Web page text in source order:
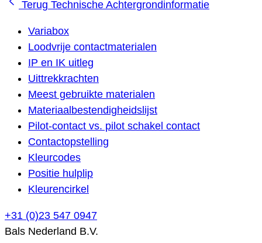
Terug Technische Achtergrondinformatie
Variabox
Loodvrije contactmaterialen
IP en IK uitleg
Uittrekkrachten
Meest gebruikte materialen
Materiaalbestendigheidslijst
Pilot-contact vs. pilot schakel contact
Contactopstelling
Kleurcodes
Positie hulplip
Kleurencirkel
+31 (0)23 547 0947
Bals Nederland B.V.